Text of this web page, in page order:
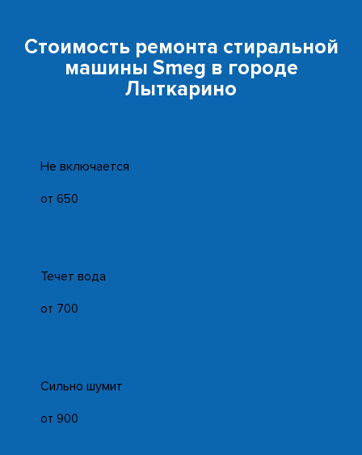
Стоимость ремонта стиральной
машины Smeg в городе
Лыткарино
Не включается
от 650
Течет вода
от 700
Сильно шумит
от 900